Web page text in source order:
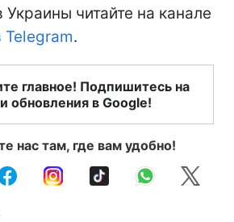
Украины читайте на канале
Telegram.
главное! Подпишитесь на
обновления в Google!
нас там, где вам удобно!